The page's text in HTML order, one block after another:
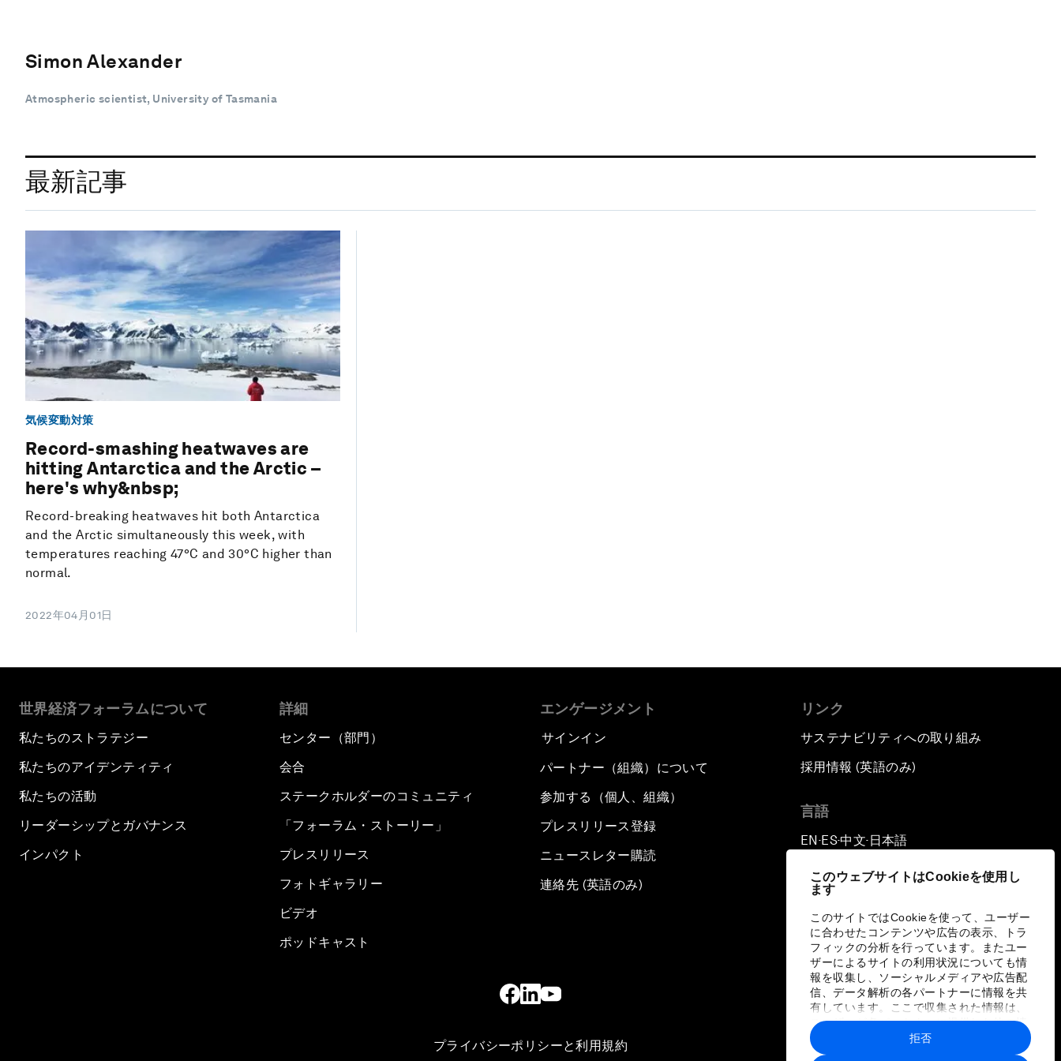
このウェブサイトはCookieを使用し
ます
このサイトではCookieを使って、ユーザー
に合わせたコンテンツや広告の表示、トラ
フィックの分析を行っています。またユー
ザーによるサイトの利用状況についても情
報を収集し、ソーシャルメディアや広告配
信、データ解析の各パートナーに情報を共
有しています。ここで収集された情報は、
ユーザーが各パートナーに提供した他の情
報や各パートナーのサービスを使用した際
に収集された情報と組み合わされ、各パー
拒否
Simon Alexander
Atmospheric scientist, University of Tasmania
最新記事
気候変動対策
Record-smashing heatwaves are
hitting Antarctica and the Arctic –
here's why&nbsp;
Record-breaking heatwaves hit both Antarctica
and the Arctic simultaneously this week, with
temperatures reaching 47°C and 30°C higher than
normal.
2022年04月01日
世界経済フォーラムについて
私たちのストラテジー
私たちのアイデンティティ
私たちの活動
リーダーシップとガバナンス
インパクト
詳細
センター（部門）
会合
ステークホルダーのコミュニティ
「フォーラム・ストーリー」
プレスリリース
フォトギャラリー
ビデオ
ポッドキャスト
エンゲージメント
サインイン
パートナー（組織）について
参加する（個人、組織）
プレスリリース登録
ニュースレター購読
連絡先 (英語のみ)
リンク
サステナビリティへの取り組み
採用情報 (英語のみ)
言語
EN ▪ ES▪中文▪ 日本語
プライバシーポリシーと利用規約